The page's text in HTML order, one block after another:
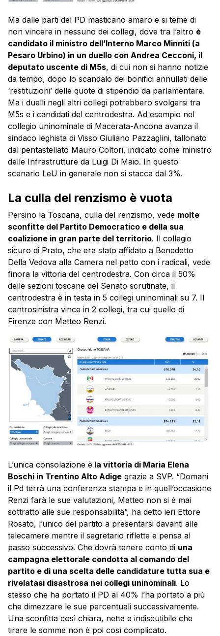
Ma dalle parti del PD masticano amaro e si teme di
non vincere in nessuno dei collegi, dove tra l’altro è
candidato il ministro dell’Interno Marco Minniti (a
Pesaro Urbino) in un duello con Andrea Cecconi, il
deputato uscente di M5s, di cui non si hanno notizie
da tempo, dopo lo scandalo dei bonifici annullati delle
‘restituzioni’ delle quote di stipendio da parlamentare.
Ma i duelli negli altri collegi potrebbero svolgersi tra
M5s e i candidati del centrodestra. Ad esempio nel
collegio uninominale di Macerata-Ancona avanza il
sindaco leghista di Visso Giuliano Pazzaglini, tallonato
dal pentastellato Mauro Coltori, indicato come ministro
delle Infrastrutture da Luigi Di Maio. In questo
scenario LeU in generale non si stacca dal 3%.
La culla del renzismo è vuota
Persino la Toscana, culla del renzismo, vede molte
sconfitte del Partito Democratico e della sua
coalizione in gran parte del territorio. Il collegio
sicuro di Prato, che era stato affidato a Benedetto
Della Vedova alla Camera nel patto con i radicali, vede
finora la vittoria del centrodestra. Con circa il 50%
delle sezioni toscane del Senato scrutinate, il
centrodestra è in testa in 5 collegi uninominali su 7. Il
centrosinistra vince in 2 collegi, tra cui quello di
Firenze con Matteo Renzi.
L’unica consolazione è la vittoria di Maria Elena
Boschi in Trentino Alto Adige grazie a SVP. “Domani
il Pd terrà una conferenza stampa e in quell’occasione
Renzi farà le sue valutazioni, Matteo non si è mai
sottratto alle sue responsabilità”, ha detto ieri Ettore
Rosato, l’unico del partito a presentarsi davanti alle
telecamere mentre il segretario riflette e pensa al
passo successivo. Che dovrà tenere conto di una
campagna elettorale condotta al comando del
partito e di una scelta delle candidature tutta sua e
rivelatasi disastrosa nei collegi uninominali. Lo
stesso che ha portato il PD al 40% l’ha portato a più
che dimezzare le sue percentuali successivamente.
Una sconfitta così chiara, netta e indiscutibile che
tirare le somme non è poi così complicato.